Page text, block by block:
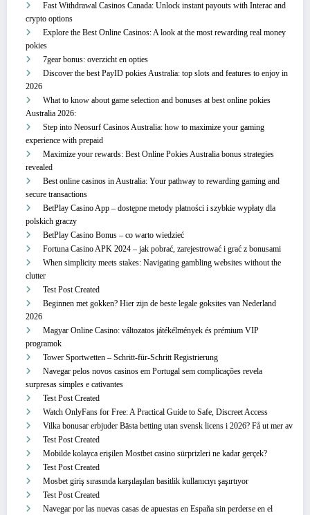
Fast Withdrawal Casinos Canada: Unlock instant payouts with Interac and
crypto options
Explore the Best Online Casinos: A look at the most rewarding real money
pokies
7gear bonus: overzicht en opties
Discover the best PayID pokies Australia: top slots and features to enjoy in
2026
What to know about game selection and bonuses at best online pokies
Australia 2026:
Step into Neosurf Casinos Australia: how to maximize your gaming
experience with prepaid
Maximize your rewards: Best Online Pokies Australia bonus strategies
revealed
Best online casinos in Australia: Your pathway to rewarding gaming and
secure transactions
BetPlay Casino App – dostępne metody płatności i szybkie wypłaty dla
polskich graczy
BetPlay Casino Bonus – co warto wiedzieć
Fortuna Casino APK 2024 – jak pobrać, zarejestrować i grać z bonusami
When simplicity meets stakes: Navigating gambling websites without the
clutter
Test Post Created
Beginnen met gokken? Hier zijn de beste legale goksites van Nederland
2026
Magyar Online Casino: változatos játékélmények és prémium VIP
programok
Tower Sportwetten – Schritt‑für‑Schritt Registrierung
Navegar pelos novos casinos em Portugal sem complicações revela
surpresas simples e cativantes
Test Post Created
Watch OnlyFans for Free: A Practical Guide to Safe, Discreet Access
Vilka bonusar erbjuder Bästa betting utan svensk licens i 2026? Få ut mer av
Test Post Created
Mobilde kolayca erişilen Mostbet casino sürprizleri ne kadar gerçek?
Test Post Created
Mosbet giriş sırasında karşılaşılan basitlik kullanıcıyı şaşırtıyor
Test Post Created
Navegar por las nuevas casas de apuestas en España sin perderse en el